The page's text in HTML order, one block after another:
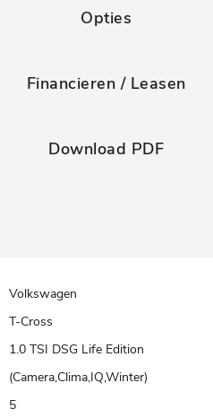
Opties
Financieren / Leasen
Download PDF
Volkswagen
T-Cross
1.0 TSI DSG Life Edition
(Camera,Clima,IQ,Winter)
5